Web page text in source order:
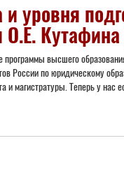
уровня
О.Е.
высшего
России по юридическому
и магистратуры. Теперь у